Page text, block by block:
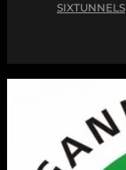
SIXTUNNELS